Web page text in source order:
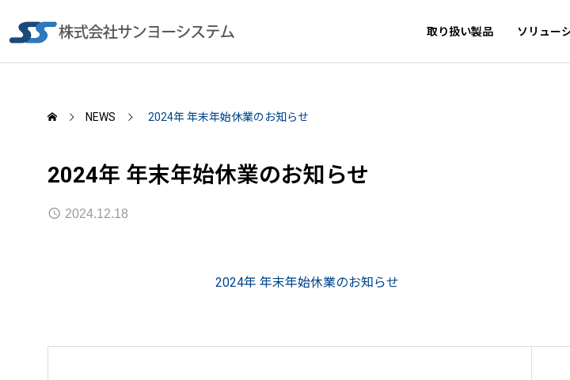
取り扱い製品 ソリュー
NEWS 2024年 年末年始休業のお知らせ
2024年 年末年始休業のお知らせ
2024.12.18
2024年 年末年始休業のお知らせ